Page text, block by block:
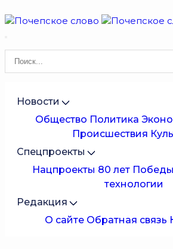
Новости
Общество Политика
Происшествия
Спецпроекты
Нацпроекты 80 лет Победы
технологии
Редакция
О сайте Обратная связь